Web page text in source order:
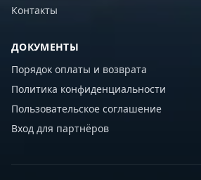
Контакты
ДОКУМЕНТЫ
Порядок оплаты и возврата
Политика конфиденциальности
Пользовательское соглашение
Вход для партнёров